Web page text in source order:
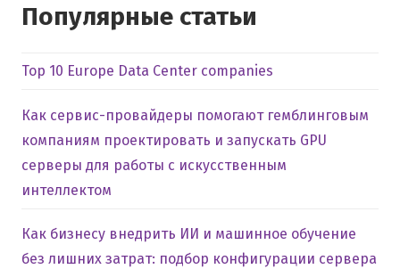
Популярные статьи
Top 10 Europe Data Center companies
Как сервис-провайдеры помогают гемблинговым
компаниям проектировать и запускать GPU
серверы для работы с искусственным
интеллектом
Как бизнесу внедрить ИИ и машинное обучение
без лишних затрат: подбор конфигурации сервера